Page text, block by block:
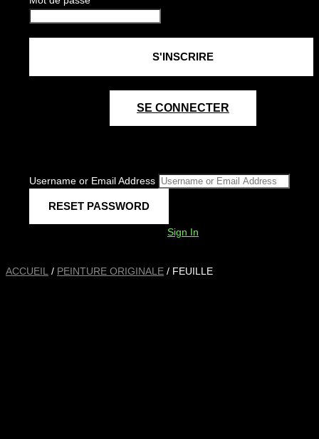
SE CONNECTER
Username or Email Address
Sign In
ACCUEIL / PEINTURE ORIGINALE / FEUILLE